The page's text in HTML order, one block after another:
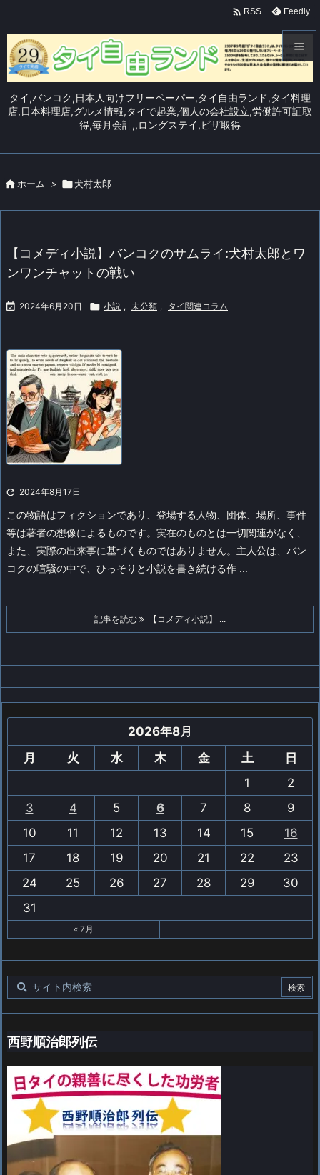
タイ,バンコク,日本人向けフリーペーパー,タイ自由ランド,タイ料理
店,日本料理店,グルメ情報,タイで起業,個人の会社設立,労働許可証取
得,毎月会計,,ロングステイ,ビザ取得

メニュ


 RSS Feedly
 ホーム > 犬村太郎
【コメディ小説】バンコクのサムライ:犬村太郎とワ
ンワンチャットの戦い
 2024年6月20日  小説 , 未分類 , タイ関連コラム
 2024年8月17日
この物語はフィクションであり、登場する人物、団体、場所、事件
等は著者の想像によるものです。実在のものとは一切関連がなく、
また、実際の出来事に基づくものではありません。 主人公は、バン
コクの喧騒の中で、ひっそりと小説を書き続ける作 ...
記事を読む 【コメディ小説】 ...
2026年8月
月
火 水 木 金 土
日
1
2
3
4 5 6 7 8
9
10
11 12 13 14 15
16
17
18 19 20 21 22
23
24
25 26 27 28 29
30
31
« 7月
西野順治郎列伝